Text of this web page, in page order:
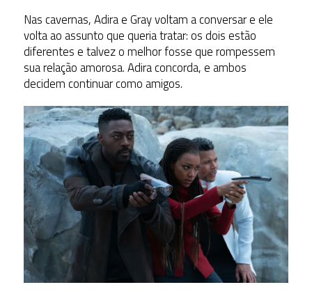
Nas cavernas, Adira e Gray voltam a conversar e ele
volta ao assunto que queria tratar: os dois estão
diferentes e talvez o melhor fosse que rompessem
sua relação amorosa. Adira concorda, e ambos
decidem continuar como amigos.